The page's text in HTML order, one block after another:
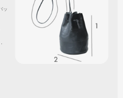
ッ